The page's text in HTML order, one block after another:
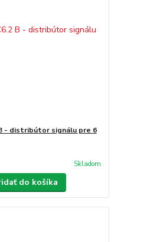
- distribútor signálu pre 6
Skladom
do košíka